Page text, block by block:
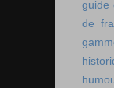
guide
de